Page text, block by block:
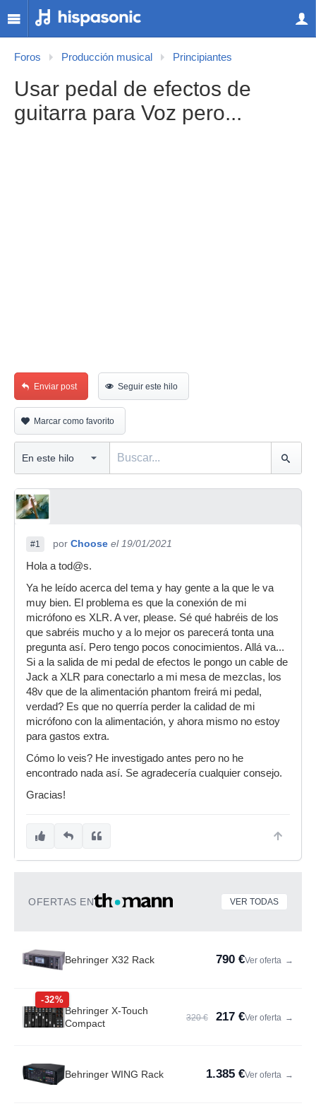
Foros Producción musical Principiantes
Usar pedal de efectos de
guitarra para Voz pero...
Enviar post Seguir este hilo
Marcar como favorito
#1 por Choose el 19/01/2021
Hola a tod@s.
Ya he leído acerca del tema y hay gente a la que le va
muy bien. El problema es que la conexión de mi
micrófono es XLR. A ver, please. Sé qué habréis de los
que sabréis mucho y a lo mejor os parecerá tonta una
pregunta así. Pero tengo pocos conocimientos. Allá va...
Si a la salida de mi pedal de efectos le pongo un cable de
Jack a XLR para conectarlo a mi mesa de mezclas, los
48v que de la alimentación phantom freirá mi pedal,
verdad? Es que no querría perder la calidad de mi
micrófono con la alimentación, y ahora mismo no estoy
para gastos extra.
Cómo lo veis? He investigado antes pero no he
encontrado nada así. Se agradecería cualquier consejo.
Gracias!
OFERTAS EN VER TODAS
Behringer X32 Rack 790 €Ver oferta →
-32%
Behringer X-Touch
Compact
320 € 217 €Ver oferta →
Behringer WING Rack 1.385 €Ver oferta →